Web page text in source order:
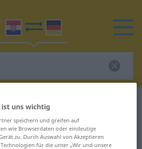
Wörterbuch
Übersetzung für
uns wichtig
speichern und greifen auf
wie Browserdaten oder eindeutige
zu. Durch Auswahl von Akzeptieren
für die unter „Wir und unsere